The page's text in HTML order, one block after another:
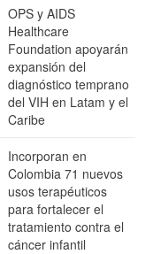
OPS y AIDS
Healthcare
Foundation apoyarán
expansión del
diagnóstico temprano
del VIH en Latam y el
Caribe
Incorporan en
Colombia 71 nuevos
usos terapéuticos
para fortalecer el
tratamiento contra el
cáncer infantil